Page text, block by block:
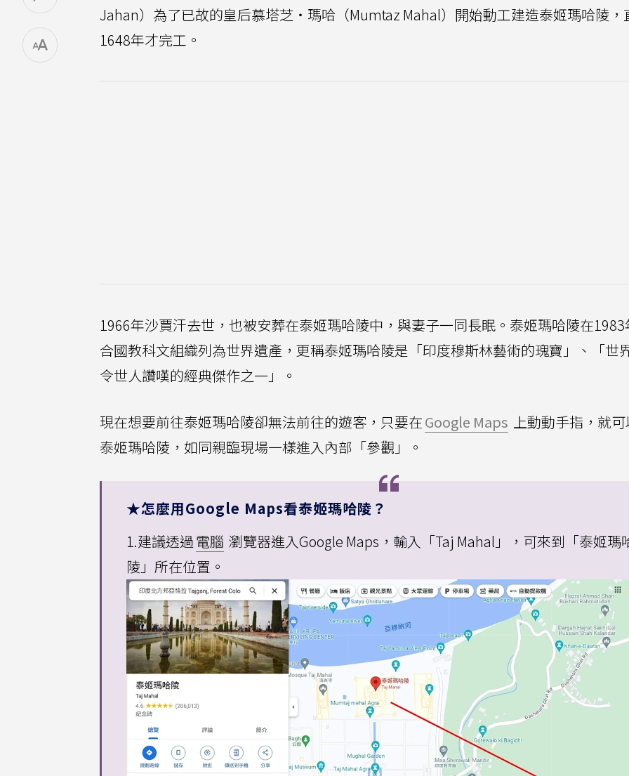
Jahan）為了已故的皇后慕塔芝・瑪哈（Mumtaz Mahal）開始動工建造泰姬瑪哈陵，
1648年才完工。
1966年沙賈汗去世，也被安葬在泰姬瑪哈陵中，與妻子一同長眠。泰姬瑪哈陵在
合國教科文組織列為世界遺產，更稱泰姬瑪哈陵是「印度穆斯林藝術的瑰寶」、「世
令世人讚嘆的經典傑作之一」。
現在想要前往泰姬瑪哈陵卻無法前往的遊客，只要在Google Maps 上動動手指，就
泰姬瑪哈陵，如同親臨現場一樣進入內部「參觀」。
★怎麼用Google Maps看泰姬瑪哈陵？
1.建議透過電腦 瀏覽器進入Google Maps，輸入「Taj Mahal」，可來到「泰姬瑪
陵」所在位置。